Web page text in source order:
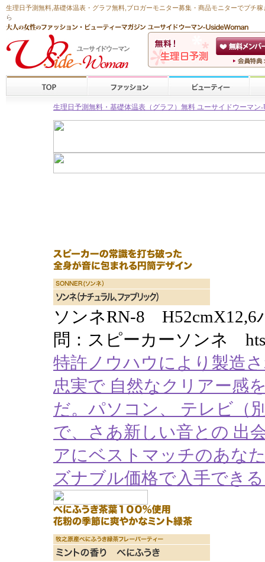
生理日予測無料 基礎体温表・グラフ無料 ,ブロガーモニター募集・商品モニターでプチ稼
ら
生理日予測無料・基礎体温表（グラフ）無料 ユーサイドウーマン-
ソンネRN-8 H52cmX12,6
問：スピーカーソンネ
特許ノウハウにより製造
忠実で 自然なクリアー感
だ。パソコン、 テレビ（
で、さあ新しい音との 出
アにベストマッチのあな
ズナブル価格で入手でき